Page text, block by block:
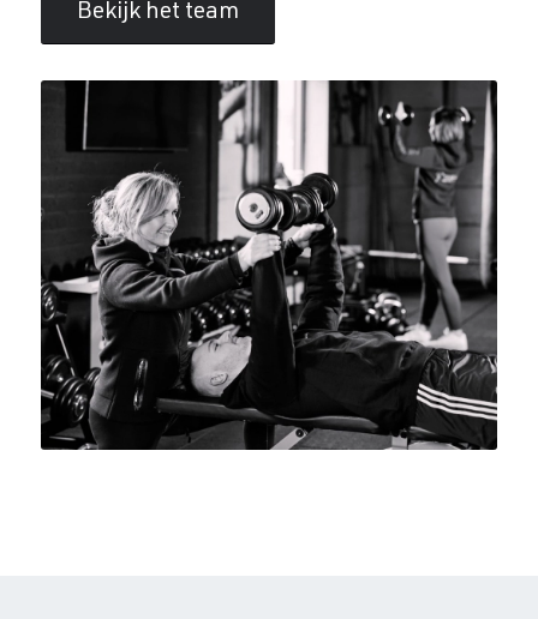
Bekijk het team